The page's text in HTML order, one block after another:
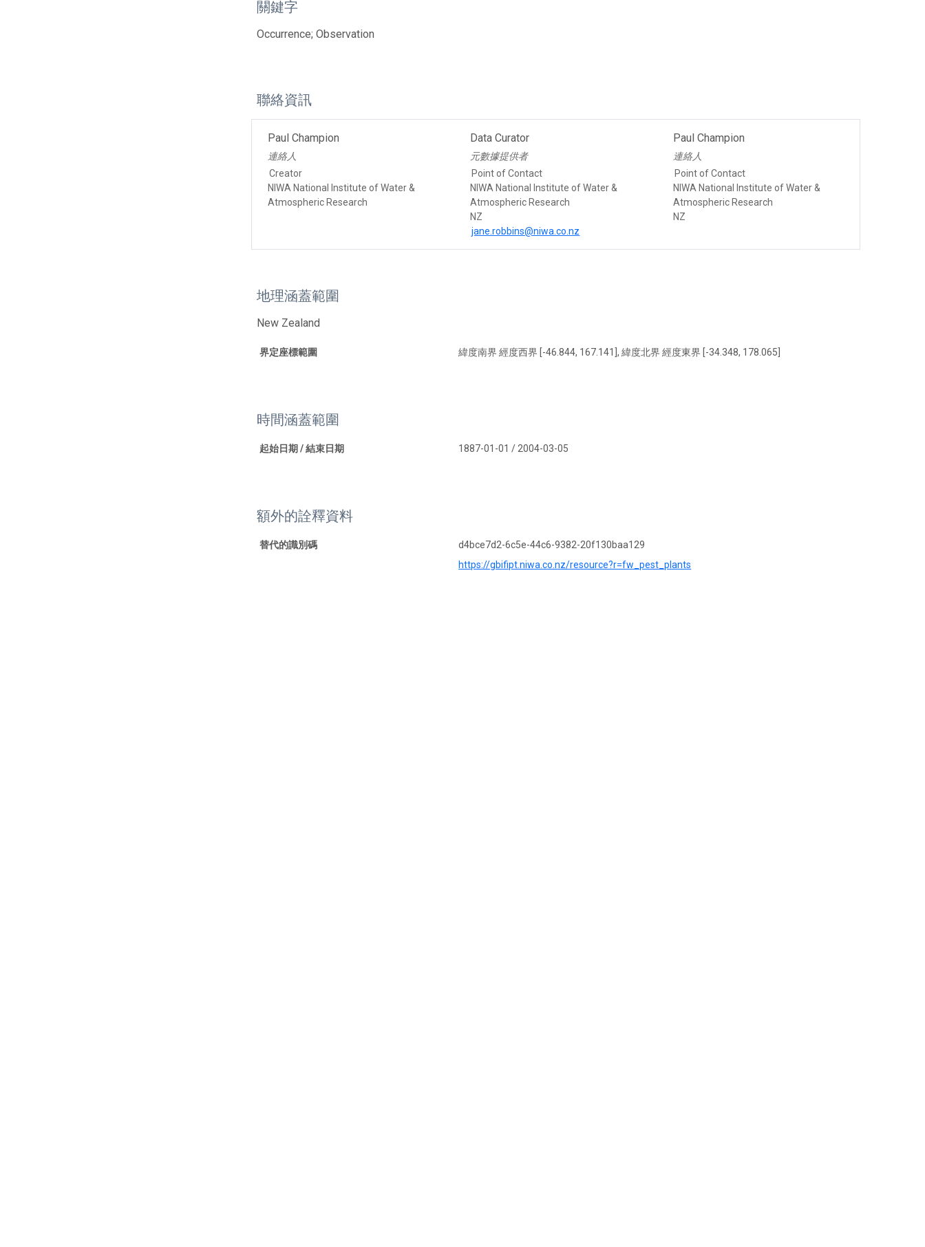
關鍵字
Occurrence; Observation
聯絡資訊
Paul Champion
連絡人
Creator
NIWA National Institute of Water &
Atmospheric Research
Data Curator
元數據提供者
Point of Contact
NIWA National Institute of Water &
Atmospheric Research
NZ
jane.robbins@niwa.co.nz
Paul Champion
連絡人
Point of Contact
NIWA National Institute of Water &
Atmospheric Research
NZ
地理涵蓋範圍
New Zealand
界定座標範圍 緯度南界 經度西界 [-46.844, 167.141], 緯度北界 經度東界 [-34.348, 178.065]
時間涵蓋範圍
起始日期 / 結束日期 1887-01-01 / 2004-03-05
額外的詮釋資料
替代的識別碼
d4bce7d2-6c5e-44c6-9382-20f130baa129
https://gbifipt.niwa.co.nz/resource?r=fw_pest_plants